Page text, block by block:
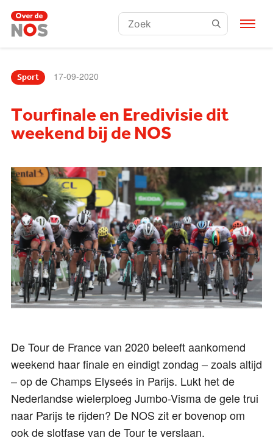
Zoeken:
Sport 17-09-2020
Tourfinale en Eredivisie dit
weekend bij de NOS
De Tour de France van 2020 beleeft aankomend
weekend haar finale en eindigt zondag – zoals altijd
– op de Champs Elyseés in Parijs. Lukt het de
Nederlandse wielerploeg Jumbo-Visma de gele trui
naar Parijs te rijden? De NOS zit er bovenop om
ook de slotfase van de Tour te verslaan.